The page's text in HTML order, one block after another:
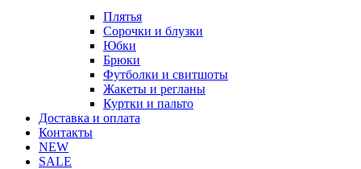
Плятья
Сорочки и блузки
Юбки
Брюки
Футболки и свитшоты
Жакеты и регланы
Куртки и пальто
Доставка и оплата
Контакты
NEW
SALE